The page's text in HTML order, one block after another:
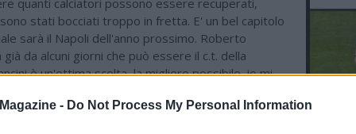
- Do Not Process My Personal Information
quanti calciatori possono essere recuperati,
stati bocciati troppo in fretta. E' un bel capitolo
sarà il Napoli dell'anno prossimo. Roberto
già da alcuni giorni che può essere il c.t. della
è un'ottima scelta, la migliore possibile, io mi
il nome e il gioco di artificio, Mancini è affidabile,